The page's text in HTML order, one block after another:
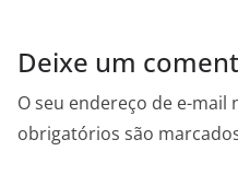
Deixe um
O seu endereço de e-mail
obrigatórios são